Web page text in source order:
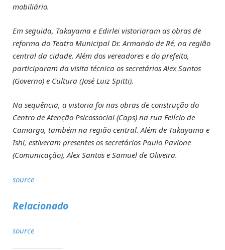
mobiliário.
Em seguida, Takayama e Edirlei vistoriaram as obras de
reforma do Teatro Municipal Dr. Armando de Ré, na região
central da cidade. Além dos vereadores e do prefeito,
participaram da visita técnica os secretários Alex Santos
(Governo) e Cultura (José Luiz Spitti).
Na sequência, a vistoria foi nas obras de construção do
Centro de Atenção Psicossocial (Caps) na rua Felício de
Camargo, também na região central. Além de Takayama e
Ishi, estiveram presentes os secretários Paulo Pavione
(Comunicação), Alex Santos e Samuel de Oliveira.
source
Relacionado
source